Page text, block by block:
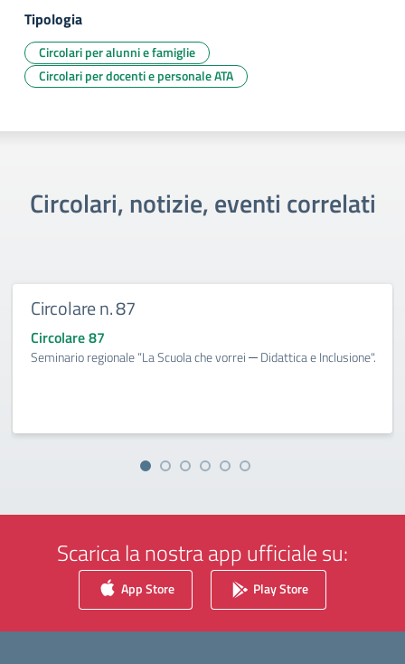
Tipologia
Circolari per alunni e famiglie
Circolari per docenti e personale ATA
Circolari, notizie, eventi correlati
Circolare n. 87
Circolare 87
Seminario regionale “La Scuola che vorrei ─ Didattica e Inclusione".
Scarica la nostra app ufficiale su:
App Store Play Store